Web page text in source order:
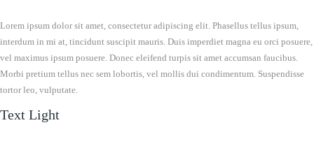
Lorem ipsum dolor sit amet, consectetur adipiscing elit. Phasellus tellus ipsum,
interdum in mi at, tincidunt suscipit mauris. Duis imperdiet magna eu orci posuere,
vel maximus ipsum posuere. Donec eleifend turpis sit amet accumsan faucibus.
Morbi pretium tellus nec sem lobortis, vel mollis dui condimentum. Suspendisse
tortor leo, vulputate.
Text Light